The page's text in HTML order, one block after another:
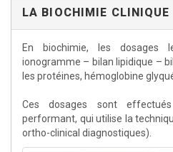
LA BIOCHIMIE CLINIQUE
En biochimie, les dosages
ionogramme – bilan lipidique –
les protéines, hémoglobine
Ces dosages sont
performant, qui utilise la
ortho-clinical diagnostiques).